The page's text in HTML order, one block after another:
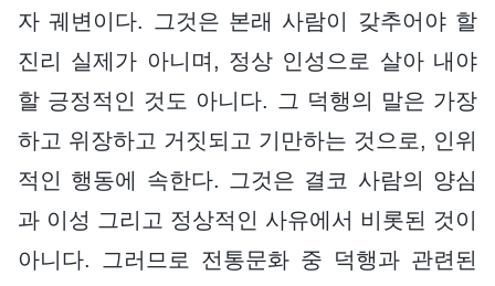
자 궤변이다. 그것은 본래 사람이 갖추어야 할
진리 실제가 아니며, 정상 인성으로 살아 내야
할 긍정적인 것도 아니다. 그 덕행의 말은 가장
하고 위장하고 거짓되고 기만하는 것으로, 인위
적인 행동에 속한다. 그것은 결코 사람의 양심
과 이성 그리고 정상적인 사유에서 비롯된 것이
아니다. 그러므로 전통문화 중 덕행과 관련된